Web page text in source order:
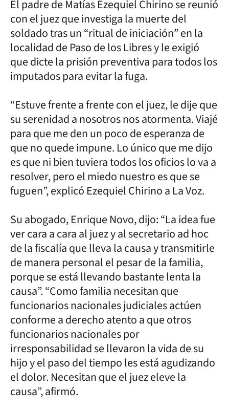
El padre de Matías Ezequiel Chirino se reunió
con el juez que investiga la muerte del
soldado tras un “ritual de iniciación” en la
localidad de Paso de los Libres y le exigió
que dicte la prisión preventiva para todos los
imputados para evitar la fuga.
“Estuve frente a frente con el juez, le dije que
su serenidad a nosotros nos atormenta. Viajé
para que me den un poco de esperanza de
que no quede impune. Lo único que me dijo
es que ni bien tuviera todos los oficios lo va a
resolver, pero el miedo nuestro es que se
fuguen”, explicó Ezequiel Chirino a La Voz.
Su abogado, Enrique Novo, dijo: “La idea fue
ver cara a cara al juez y al secretario ad hoc
de la fiscalía que lleva la causa y transmitirle
de manera personal el pesar de la familia,
porque se está llevando bastante lenta la
causa”. “Como familia necesitan que
funcionarios nacionales judiciales actúen
conforme a derecho atento a que otros
funcionarios nacionales por
irresponsabilidad se llevaron la vida de su
hijo y el paso del tiempo les está agudizando
el dolor. Necesitan que el juez eleve la
causa”, afirmó.